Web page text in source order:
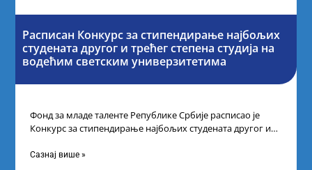
Расписан Конкурс за стипендирање најбољих
студената другог и трећег степена студија на
водећим светским универзитетима
Фонд за младе таленте Републике Србије расписао је
Конкурс за стипендирање најбољих студената другог и
Сазнај више »